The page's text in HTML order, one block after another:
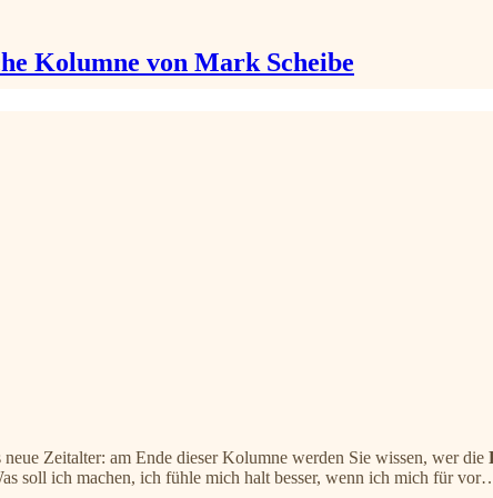
Kolumne von Mark Scheibe
neue Zeitalter: am Ende dieser Kolumne werden Sie wissen, wer die
soll ich machen, ich fühle mich halt besser, wenn ich mich für